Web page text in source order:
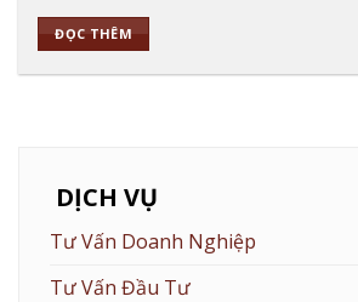
ĐỌC THÊM
DỊCH VỤ
Tư Vấn Doanh Nghiệp
Tư Vấn Đầu Tư